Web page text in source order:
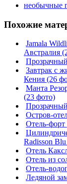
необычные
Похожие
Jamala
Австралия
Завтрак с
Кения (26
Манта
(23 фото)
Остров-
Отель-форт
Radisson
Отель
Отель из
Отель-
Ледяной